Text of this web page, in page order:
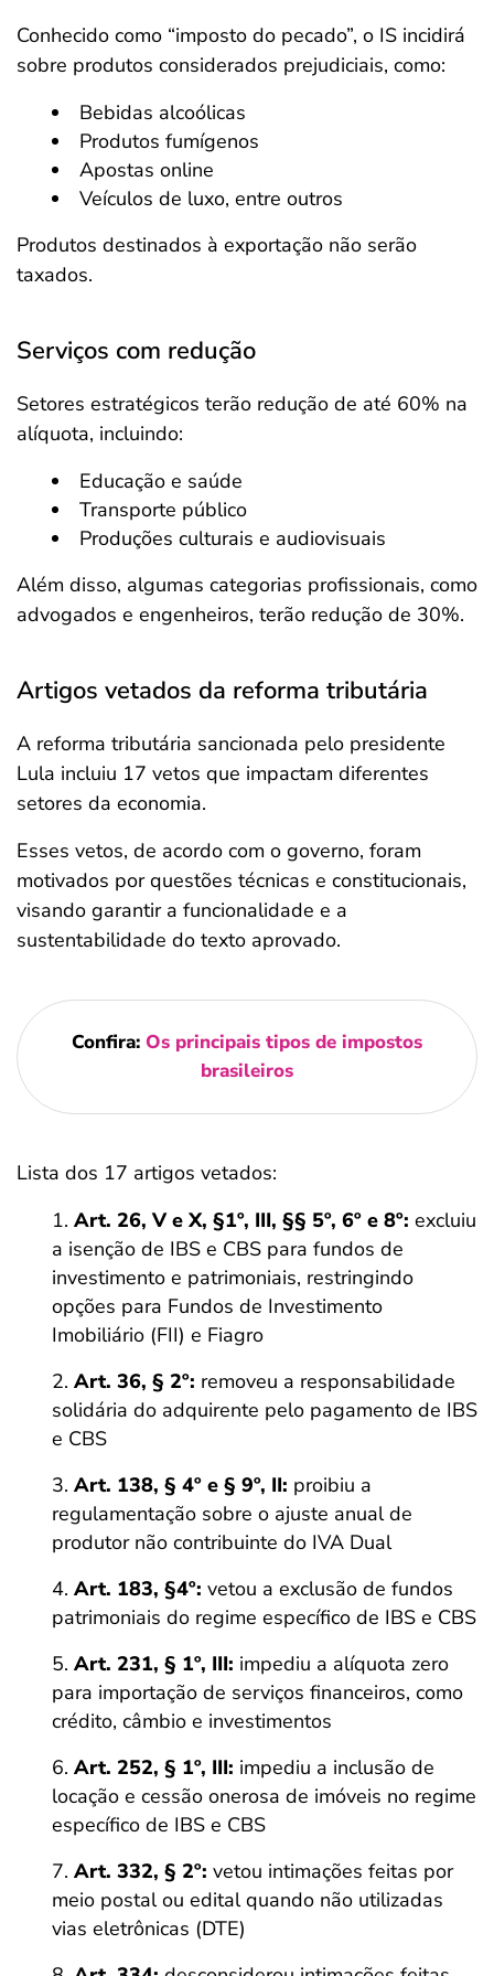
Conhecido como “imposto do pecado”, o IS incidirá
sobre produtos considerados prejudiciais, como:
Bebidas alcoólicas
Produtos fumígenos
Apostas online
Veículos de luxo, entre outros
Produtos destinados à exportação não serão
taxados.
Serviços com redução
Setores estratégicos terão redução de até 60% na
alíquota, incluindo:
Educação e saúde
Transporte público
Produções culturais e audiovisuais
Além disso, algumas categorias profissionais, como
advogados e engenheiros, terão redução de 30%.
Artigos vetados da reforma tributária
A reforma tributária sancionada pelo presidente
Lula incluiu 17 vetos que impactam diferentes
setores da economia.
Esses vetos, de acordo com o governo, foram
motivados por questões técnicas e constitucionais,
visando garantir a funcionalidade e a
sustentabilidade do texto aprovado.
Confira: Os principais tipos de impostos
brasileiros
Lista dos 17 artigos vetados:
Art. 26, V e X, §1º, III, §§ 5º, 6º e 8º: excluiu
a isenção de IBS e CBS para fundos de
investimento e patrimoniais, restringindo
opções para Fundos de Investimento
Imobiliário (FII) e Fiagro
Art. 36, § 2º: removeu a responsabilidade
solidária do adquirente pelo pagamento de IBS
e CBS
Art. 138, § 4º e § 9º, II: proibiu a
regulamentação sobre o ajuste anual de
produtor não contribuinte do IVA Dual
Art. 183, §4º: vetou a exclusão de fundos
patrimoniais do regime específico de IBS e CBS
Art. 231, § 1º, III: impediu a alíquota zero
para importação de serviços financeiros, como
crédito, câmbio e investimentos
Art. 252, § 1º, III: impediu a inclusão de
locação e cessão onerosa de imóveis no regime
específico de IBS e CBS
Art. 332, § 2º: vetou intimações feitas por
meio postal ou edital quando não utilizadas
vias eletrônicas (DTE)